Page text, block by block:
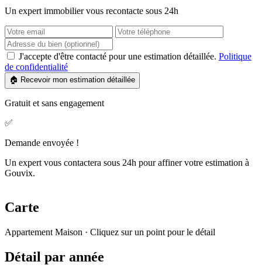
Un expert immobilier vous recontacte sous 24h
J'accepte d'être contacté pour une estimation détaillée. Politique
de confidentialité
🏠 Recevoir mon estimation détaillée
Gratuit et sans engagement
✅
Demande envoyée !
Un expert vous contactera sous 24h pour affiner votre estimation à
Gouvix.
Carte
−
Appartement Maison · Cliquez sur un point pour le détail
Détail par année